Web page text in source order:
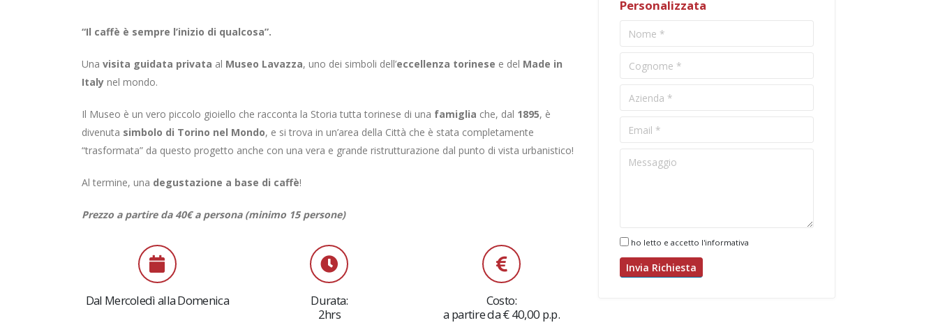
“Il caffè è sempre l’inizio di qualcosa”.
Una visita guidata privata al Museo Lavazza, uno dei simboli dell’eccellenza torinese e del Made in
Italy nel mondo.
Il Museo è un vero piccolo gioiello che racconta la Storia tutta torinese di una famiglia che, dal 1895, è
divenuta simbolo di Torino nel Mondo, e si trova in un’area della Città che è stata completamente
“trasformata” da questo progetto anche con una vera e grande ristrutturazione dal punto di vista urbanistico!
Al termine, una degustazione a base di caffè!
Prezzo a partire da 40€ a persona (minimo 15 persone)
Dal Mercoledì alla Domenica
Durata:
2hrs
Costo:
a partire da € 40,00 p.p.
Personalizzata
ho letto e accetto l'informativa